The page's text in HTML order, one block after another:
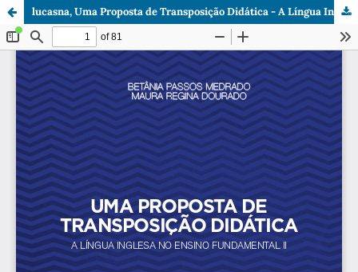
lucasna, Uma Proposta de Transposição Didática - A Língua Inglesa no Ensino Fundamental II.pdf